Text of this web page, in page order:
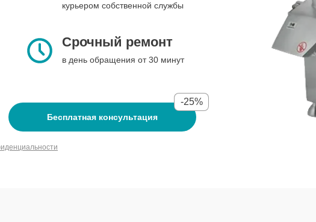
курьером собственной службы
Срочный ремонт
в день обращения от 30 минут
Бесплатная консультация
-25%